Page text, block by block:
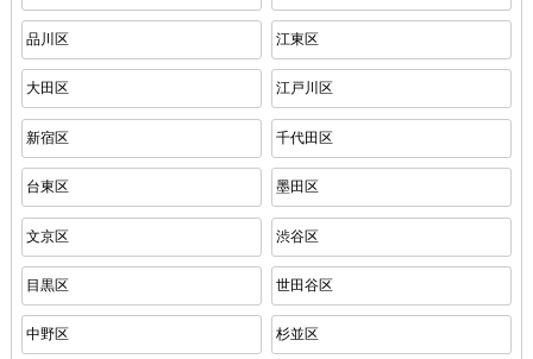
品川区 江東区
大田区 江戸川区
新宿区 千代田区
台東区 墨田区
文京区 渋谷区
目黒区 世田谷区
中野区 杉並区